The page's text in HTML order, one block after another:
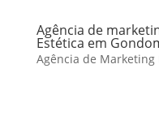
Agência de
Estética em
Agência de